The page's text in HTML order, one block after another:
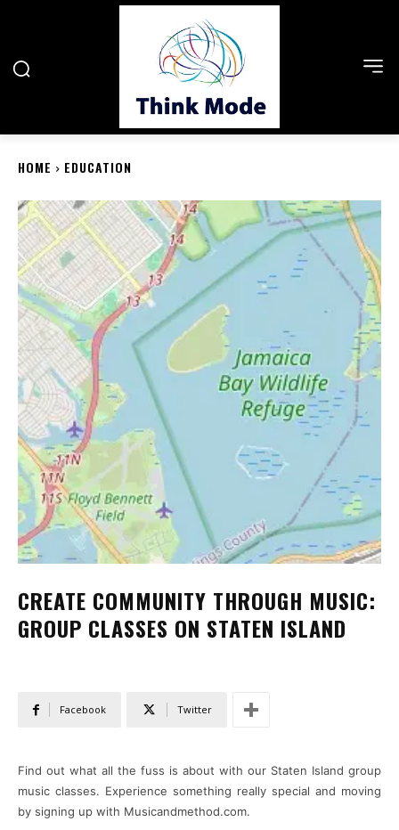
HOME EDUCATION
CREATE COMMUNITY THROUGH MUSIC:
GROUP CLASSES ON STATEN ISLAND
Facebook Twitter
Find out what all the fuss is about with our Staten Island group
music classes. Experience something really special and moving
by signing up with Musicandmethod.com.